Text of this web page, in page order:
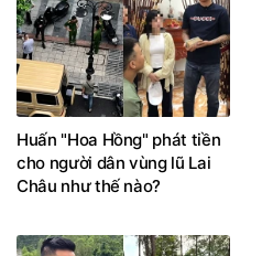
Huấn "Hoa Hồng" phát tiền
cho người dân vùng lũ Lai
Châu như thế nào?